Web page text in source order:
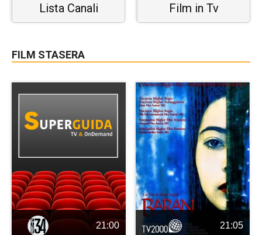
Lista Canali Film in Tv
FILM STASERA
21:00 21:05